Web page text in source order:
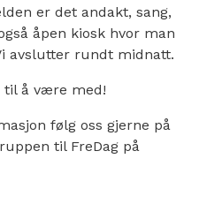
er det andakt, sang,
åpen kiosk hvor man
avslutter rundt midnatt.
til å være med!
følg oss gjerne på
til FreDag på